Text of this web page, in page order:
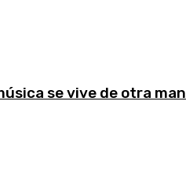
se vive de otra